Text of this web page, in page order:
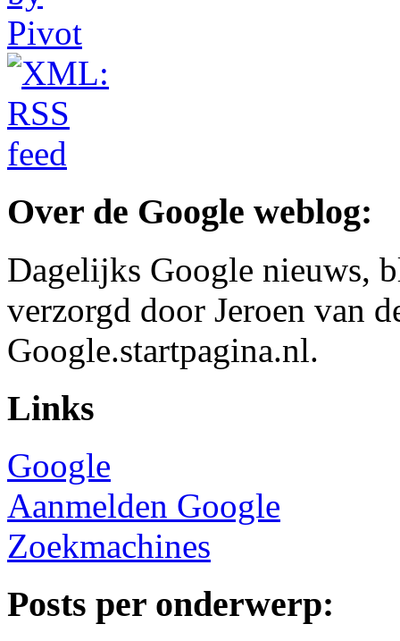
Over de Google weblog:
Dagelijks Google nieuws,
verzorgd door Jeroen van
Google.startpagina.nl.
Links
Google
Aanmelden Google
Zoekmachines
Posts per onderwerp: